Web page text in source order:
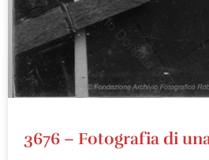
3676 – Fotografia di